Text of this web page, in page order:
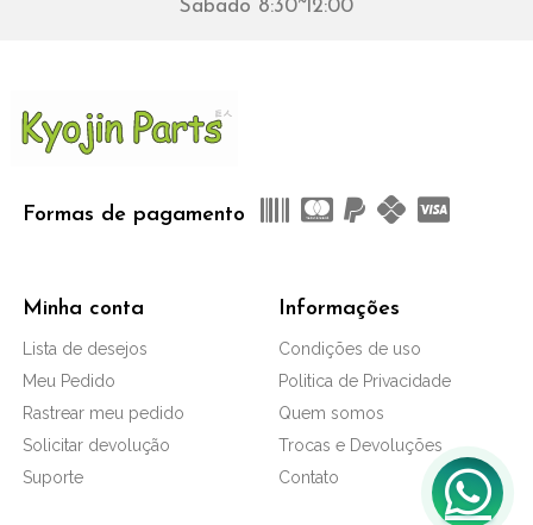
Sabado 8:30~12:00
Formas de pagamento
Minha conta
Lista de desejos
Meu Pedido
Rastrear meu pedido
Solicitar devolução
Suporte
Informações
Condições de uso
Politica de Privacidade
Quem somos
Trocas e Devoluções
Contato